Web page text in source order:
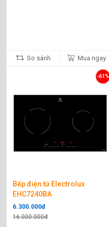
So sánh Mua ngay
Bếp điện từ Electrolux
EHC7240BA
6.300.000đ
16.000.000đ
-61%